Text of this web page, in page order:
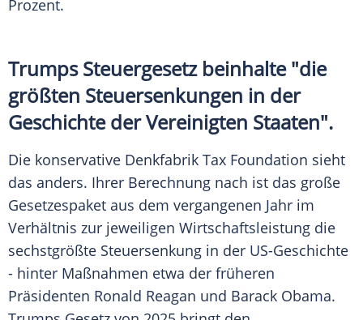
Prozent.
Trumps Steuergesetz beinhalte "die
größten Steuersenkungen in der
Geschichte der Vereinigten Staaten".
Die konservative Denkfabrik Tax Foundation sieht
das anders. Ihrer Berechnung nach ist das große
Gesetzespaket aus dem vergangenen Jahr im
Verhältnis zur jeweiligen Wirtschaftsleistung die
sechstgrößte Steuersenkung in der US-Geschichte
- hinter Maßnahmen etwa der früheren
Präsidenten Ronald Reagan und Barack Obama.